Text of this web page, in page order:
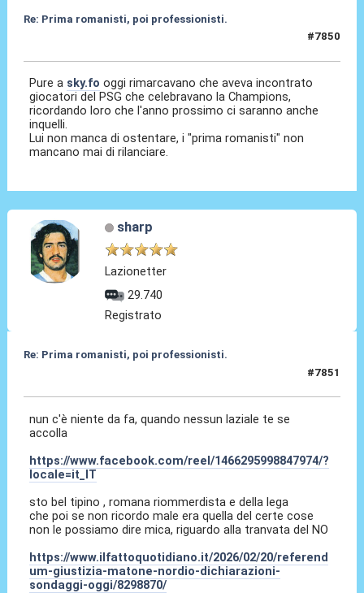
Re: Prima romanisti, poi professionisti.
#7850
Pure a sky.fo oggi rimarcavano che aveva incontrato
giocatori del PSG che celebravano la Champions,
ricordando loro che l'anno prossimo ci saranno anche
inquelli.
Lui non manca di ostentare, i "prima romanisti" non
mancano mai di rilanciare.
sharp
Lazionetter
29.740
Registrato
Re: Prima romanisti, poi professionisti.
#7851
nun c'è niente da fa, quando nessun laziale te se
accolla
https://www.facebook.com/reel/1466295998847974/?
locale=it_IT
sto bel tipino , romana riommerdista e della lega
che poi se non ricordo male era quella del certe cose
non le possiamo dire mica, riguardo alla tranvata del NO
https://www.ilfattoquotidiano.it/2026/02/20/referend
um-giustizia-matone-nordio-dichiarazioni-
sondaggi-oggi/8298870/